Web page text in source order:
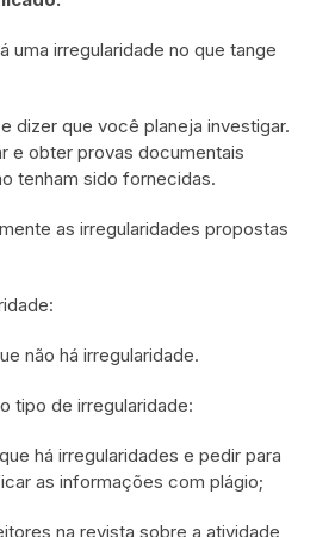
irregularidade no que tange
que você planeja investigar.
e obter provas documentais
tenham sido fornecidas.
as irregularidades propostas
não há irregularidade.
tipo de irregularidade:
há irregularidades e pedir para
as informações com plágio;
na revista sobre a atividade